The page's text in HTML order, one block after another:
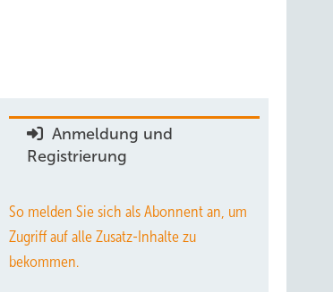
Anmeldung und
Registrierung
So melden Sie sich als Abonnent an, um
Zugriff auf alle Zusatz-Inhalte zu
bekommen.